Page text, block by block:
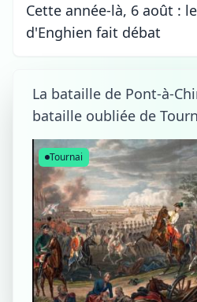
Cette année-là, 6 août :
d'Enghien fait débat
La bataille de Pont-à-
bataille oubliée de
Tournai